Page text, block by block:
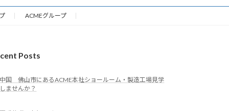
ACMEグループ
Posts
中国 佛山市にあるACME本社ショールーム・製造工場見学
しませんか？